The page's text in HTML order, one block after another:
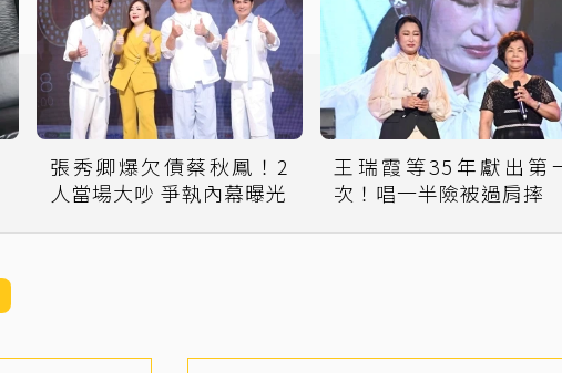
張秀卿爆欠債蔡秋鳳！2
人當場大吵 爭執內幕曝光
王瑞霞等35年獻出第
次！唱一半險被過肩摔